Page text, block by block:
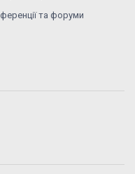
та форуми